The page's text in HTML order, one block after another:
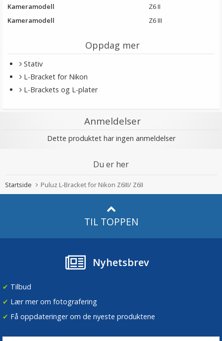
Kameramodell
Z6 II
Kameramodell
Z6 III
Oppdag mer
Stativ
L-Bracket for Nikon
L-Brackets og L-plater
Anmeldelser
Dette produktet har ingen anmeldelser
Du er her
Startside Puluz L-Bracket for Nikon Z6III/ Z6II
TIL TOPPEN
Nyhetsbrev
✔ Tilbud
✔ Lær mer om fotografering
✔ Få oppdateringer om de nyeste produktene